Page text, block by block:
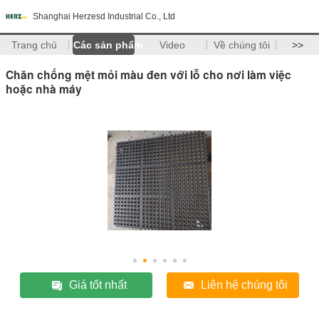
Shanghai Herzesd Industrial Co., Ltd
Trang chủ Các sản phẩm Video Về chúng tôi >>
Chăn chống mệt mỏi màu đen với lỗ cho nơi làm việc
hoặc nhà máy
Giá tốt nhất Liên hệ chúng tôi